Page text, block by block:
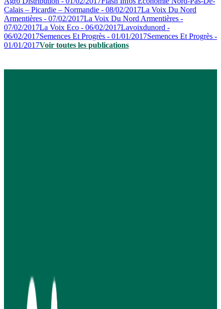
Calais – Picardie – Normandie - 08/02/2017La Voix Du Nord
Armentières - 07/02/2017La Voix Du Nord Armentières -
07/02/2017La Voix Eco - 06/02/2017Lavoixdunord -
06/02/2017Semences Et Progrès - 01/01/2017Semences Et Progrès -
01/01/2017Voir toutes les publications